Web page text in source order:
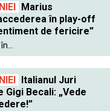
Marius
în play-off
de fericire”
Italianul Juri
Becali: „Vede